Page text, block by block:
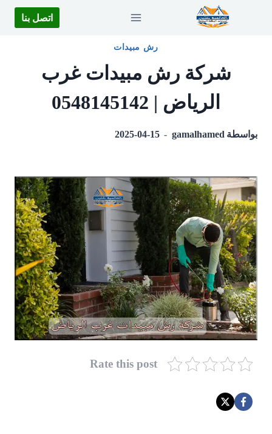
اتصل بنا
رش مبيدات
شركة رش مبيدات غرب
الرياض | 0548145142
بواسطة gamalhamed
2025-04-15
Rate this post